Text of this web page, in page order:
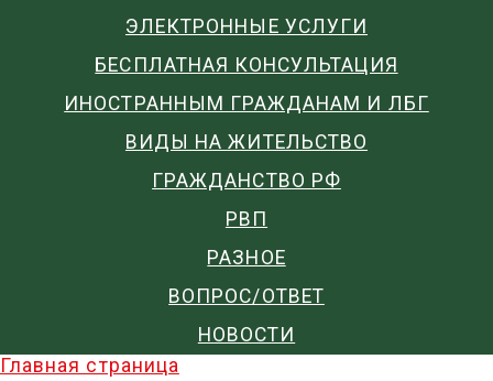
ЭЛЕКТРОННЫЕ УСЛУГИ
БЕСПЛАТНАЯ КОНСУЛЬТАЦИЯ
ИНОСТРАННЫМ ГРАЖДАНАМ И ЛБГ
ВИДЫ НА ЖИТЕЛЬСТВО
ГРАЖДАНСТВО РФ
РВП
РАЗНОЕ
ВОПРОС/ОТВЕТ
НОВОСТИ
Главная страница